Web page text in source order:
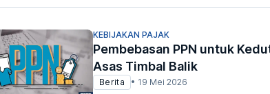
KEBIJAKAN PAJAK
Pembebasan PPN untuk
Asas Timbal Balik
Berita • 19 Mei 2026